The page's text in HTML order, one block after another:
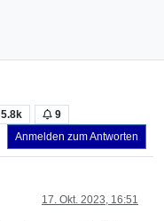
5.8k
9
Anmelden zum Antworten
17. Okt. 2023, 16:51